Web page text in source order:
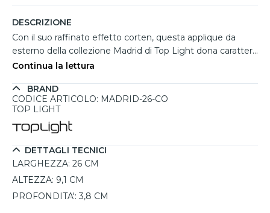
DESCRIZIONE
Con il suo raffinato effetto corten, questa applique da
esterno della collezione Madrid di Top Light dona carattere
e calore agli spazi outdoor più ricercati. La particolare
esterni perché si abbina perfettamente a pietra, legno e
superfici materiche, creando atmosfere accoglienti ed
alluminio con diffusore in vetro satinato emette luce sia
verso l'alto che verso il basso, valorizzando facciate,
muretti, terrazze e ingressi. Dotata di led integrato da
20W totali con selezione luce 3000K o 4000K durante
l'installazione, garantisce elevata resistenza agli agenti
atmosferici grazie al grado di protezione IP65.
Continua la lettura
BRAND
CODICE ARTICOLO: MADRID-26-CO
TOP LIGHT
DETTAGLI TECNICI
LARGHEZZA: 26 CM
ALTEZZA: 9,1 CM
PROFONDITA': 3,8 CM